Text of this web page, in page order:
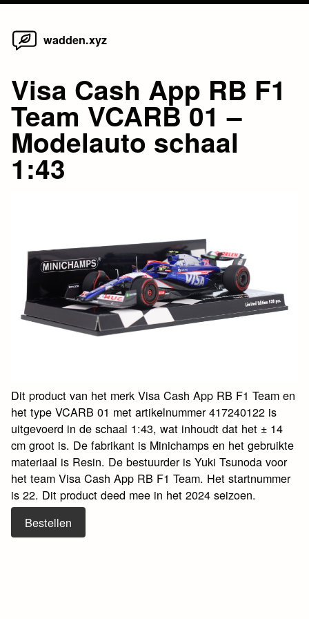
Skip
wadden.xyz
Visa Cash App RB F1
Team VCARB 01 –
Modelauto schaal
1:43
Dit product van het merk Visa Cash App RB F1 Team en
het type VCARB 01 met artikelnummer 417240122 is
uitgevoerd in de schaal 1:43, wat inhoudt dat het ± 14
cm groot is. De fabrikant is Minichamps en het gebruikte
materiaal is Resin. De bestuurder is Yuki Tsunoda voor
het team Visa Cash App RB F1 Team. Het startnummer
is 22. Dit product deed mee in het 2024 seizoen.
Bestellen